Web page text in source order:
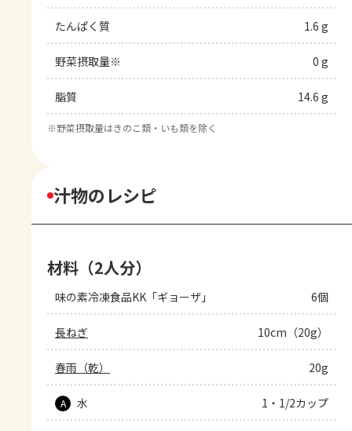
たんぱく質 1.6 g
野菜摂取量※ 0 g
脂質 14.6 g
※野菜摂取量はきのこ類・いも類を除く
汁物のレシピ
材料（2人分）
味の素冷凍食品KK「ギョーザ」 6個
長ねぎ 10cm（20g）
春雨（乾） 20g
A 水 1・1/2カップ